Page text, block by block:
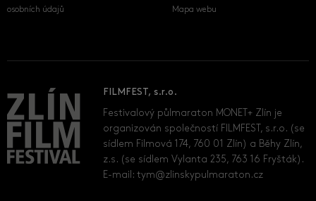
osobních údajů
Mapa webu
FILMFEST, s.r.o.
Festivalový půlmaraton MONET+ Zlín je
organizován společností FILMFEST, s.r.o. (se
sídlem Filmová 174, 760 01 Zlín) a Běhy Zlín,
z.s. (se sídlem Vylanta 235, 763 16 Fryšták).
E-mail:tym@zlinskypulmaraton.cz